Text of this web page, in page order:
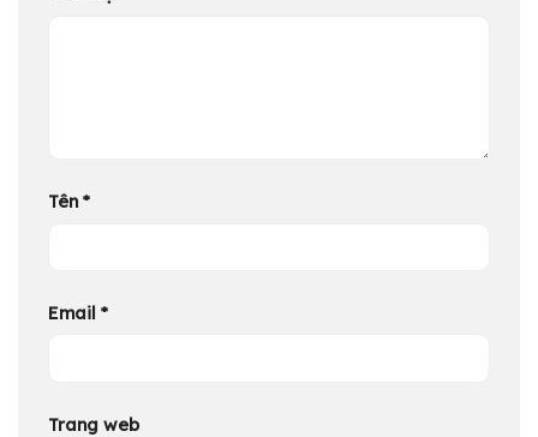
Tên *
Email *
Trang web